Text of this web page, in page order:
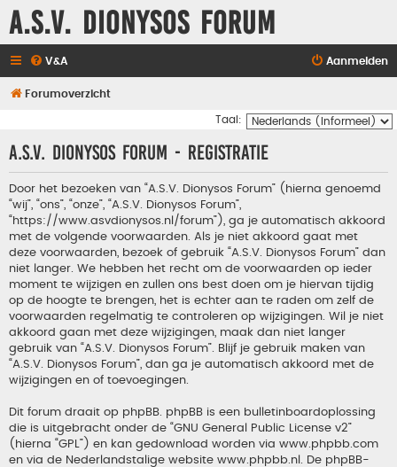
A.S.V. Dionysos Forum
V&A Aanmelden
Forumoverzicht
Taal:
A.S.V. Dionysos Forum - Registratie
Door het bezoeken van “A.S.V. Dionysos Forum” (hierna genoemd
“wij”, “ons”, “onze”, “A.S.V. Dionysos Forum”,
“https://www.asvdionysos.nl/forum”), ga je automatisch akkoord
met de volgende voorwaarden. Als je niet akkoord gaat met
deze voorwaarden, bezoek of gebruik “A.S.V. Dionysos Forum” dan
niet langer. We hebben het recht om de voorwaarden op ieder
moment te wijzigen en zullen ons best doen om je hiervan tijdig
op de hoogte te brengen, het is echter aan te raden om zelf de
voorwaarden regelmatig te controleren op wijzigingen. Wil je niet
akkoord gaan met deze wijzigingen, maak dan niet langer
gebruik van “A.S.V. Dionysos Forum”. Blijf je gebruik maken van
“A.S.V. Dionysos Forum”, dan ga je automatisch akkoord met de
wijzigingen en of toevoegingen.
Dit forum draait op phpBB. phpBB is een bulletinboardoplossing
die is uitgebracht onder de “GNU General Public License v2”
(hierna “GPL”) en kan gedownload worden via www.phpbb.com
en via de Nederlandstalige website www.phpbb.nl . De phpBB-